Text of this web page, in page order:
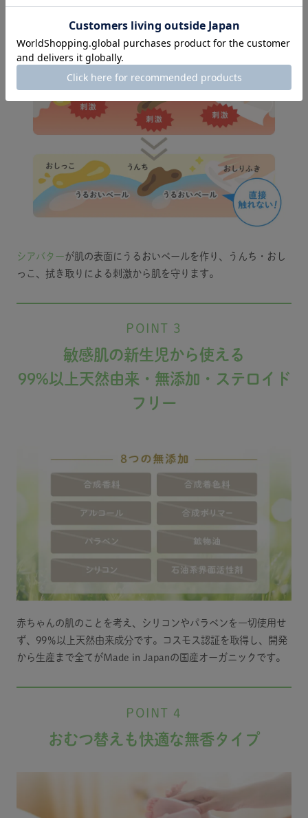
うるおいベールが
うんち・拭き取りの刺激から守る
シアバターが肌の表面にうるおいベールを作り、うんち・おし
っこ、拭き取りによる刺激から肌を守ります。
POINT 3
敏感肌の新生児から使える
99%以上天然由来・無添加・ステロイド
フリー
赤ちゃんの肌のことを考え、シリコンやパラベンを一切使用せ
ず、99％以上天然由来成分です。コスモス認証を取得し、開発
から生産まで全てがMade in Japanの国産オーガニックです。
POINT 4
おむつ替えも快適な無香タイプ